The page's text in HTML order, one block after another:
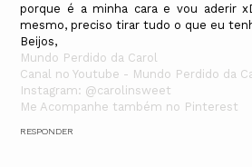
porque é a minha cara e vou aderir
mesmo, preciso tirar tudo o que eu
Beijos,
Mundo Perdido da Carol
Canal no Youtube - Mundo Perdido da
Instagram: @carolinsweet
Me Acompanhe também no Pinterest
RESPONDER